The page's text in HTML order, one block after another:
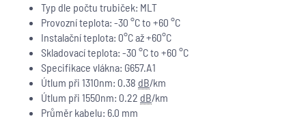
Typ dle počtu trubiček: MLT
Provozní teplota: -30 °C to +60 °C
Instalační teplota: 0°C až +60°C
Skladovací teplota: -30 °C to +60 °C
Specifikace vlákna: G657.A1
Útlum při 1310nm: 0.38 dB/km
Útlum při 1550nm: 0.22 dB/km
Průměr kabelu: 6.0 mm